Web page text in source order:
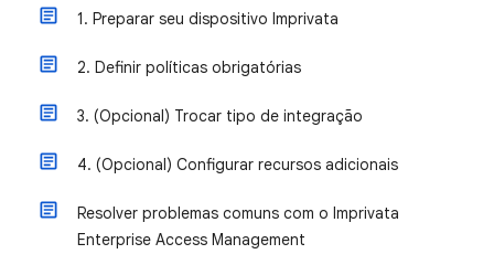
1. Preparar seu dispositivo Imprivata
2. Definir políticas obrigatórias
3. (Opcional) Trocar tipo de integração
4. (Opcional) Configurar recursos adicionais
Resolver problemas comuns com o Imprivata
Enterprise Access Management